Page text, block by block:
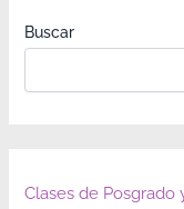
Buscar
Clases de Posgrado